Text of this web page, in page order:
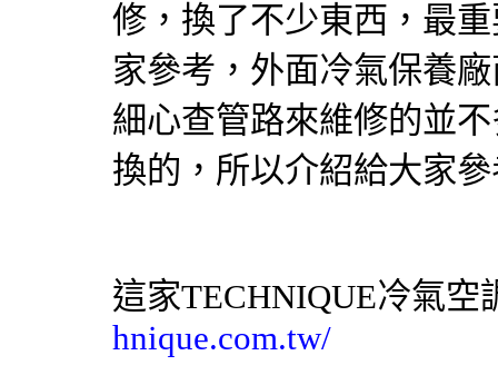
修，換了不少東西，最
家參考，外面冷氣保養
細心查管路來維修的並
換的，所以介紹給大家
這家TECHNIQUE冷氣空
hnique.com.tw/